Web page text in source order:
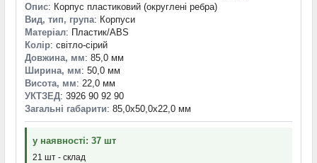
Опис: Корпус пластиковий (округлені ребра)
Вид, тип, група: Корпуси
Матеріал: Пластик/ABS
Колір: світло-сірий
Довжина, мм: 85,0 мм
Ширина, мм: 50,0 мм
Висота, мм: 22,0 мм
УКТЗЕД: 3926 90 92 90
Загальні габарити: 85,0x50,0x22,0 мм
у наявності: 37 шт
21 шт - склад